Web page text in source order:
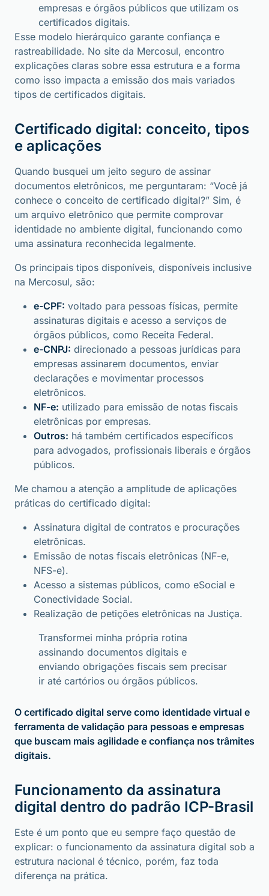
empresas e órgãos públicos que utilizam os
certificados digitais.
Esse modelo hierárquico garante confiança e
rastreabilidade. No site da Mercosul, encontro
explicações claras sobre essa estrutura e a forma
como isso impacta a emissão dos mais variados
tipos de certificados digitais.
Certificado digital: conceito, tipos
e aplicações
Quando busquei um jeito seguro de assinar
documentos eletrônicos, me perguntaram: “Você já
conhece o conceito de certificado digital?” Sim, é
um arquivo eletrônico que permite comprovar
identidade no ambiente digital, funcionando como
uma assinatura reconhecida legalmente.
Os principais tipos disponíveis, disponíveis inclusive
na Mercosul, são:
e-CPF: voltado para pessoas físicas, permite
assinaturas digitais e acesso a serviços de
órgãos públicos, como Receita Federal.
e-CNPJ: direcionado a pessoas jurídicas para
empresas assinarem documentos, enviar
declarações e movimentar processos
eletrônicos.
NF-e: utilizado para emissão de notas fiscais
eletrônicas por empresas.
Outros: há também certificados específicos
para advogados, profissionais liberais e órgãos
públicos.
Me chamou a atenção a amplitude de aplicações
práticas do certificado digital:
Assinatura digital de contratos e procurações
eletrônicas.
Emissão de notas fiscais eletrônicas (NF-e,
NFS-e).
Acesso a sistemas públicos, como eSocial e
Conectividade Social.
Realização de petições eletrônicas na Justiça.
Transformei minha própria rotina
assinando documentos digitais e
enviando obrigações fiscais sem precisar
ir até cartórios ou órgãos públicos.
O certificado digital serve como identidade virtual e
ferramenta de validação para pessoas e empresas
que buscam mais agilidade e confiança nos trâmites
digitais.
Funcionamento da assinatura
digital dentro do padrão ICP-Brasil
Este é um ponto que eu sempre faço questão de
explicar: o funcionamento da assinatura digital sob a
estrutura nacional é técnico, porém, faz toda
diferença na prática.